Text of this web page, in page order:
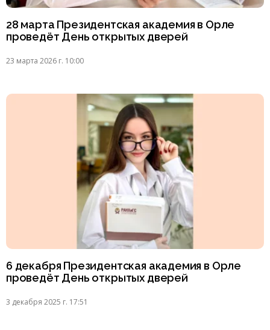
28 марта Президентская академия в Орле
проведёт День открытых дверей
23 марта 2026 г. 10:00
6 декабря Президентская академия в Орле
проведёт День открытых дверей
3 декабря 2025 г. 17:51